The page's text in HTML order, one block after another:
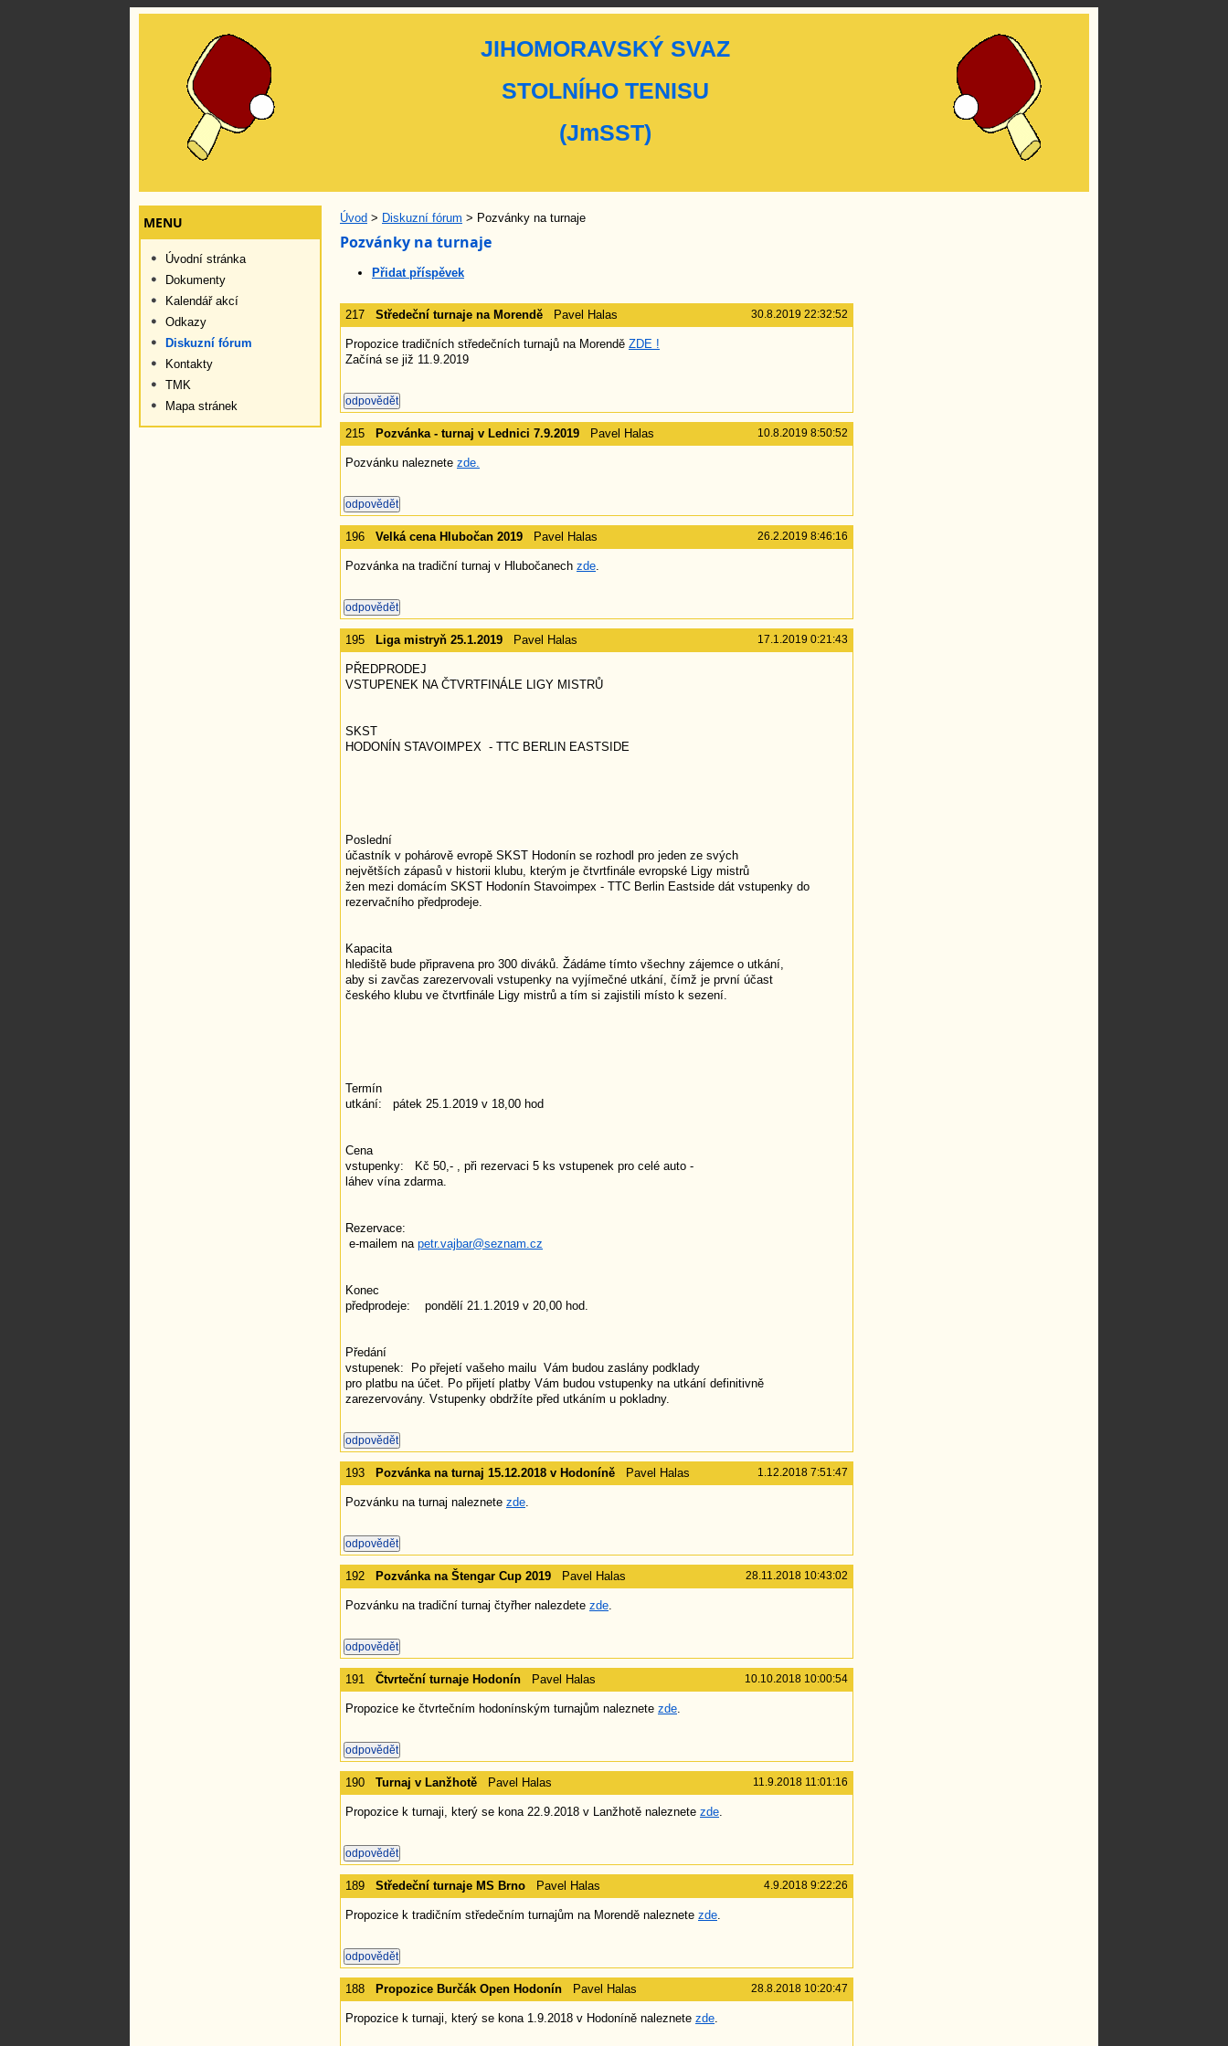
Úvod > Diskuzní fórum > Pozvánky na turnaje
Pozvánky na turnaje
Přidat příspěvek
30.8.2019 22:32:52
217 Středeční turnaje na Morendě Pavel Halas
Propozice tradičních středečních turnajů na Morendě ZDE !
Začíná se již 11.9.2019
10.8.2019 8:50:52
215 Pozvánka - turnaj v Lednici 7.9.2019 Pavel Halas
Pozvánku naleznete zde.
26.2.2019 8:46:16
196 Velká cena Hlubočan 2019 Pavel Halas
Pozvánka na tradiční turnaj v Hlubočanech zde.
17.1.2019 0:21:43
195 Liga mistryň 25.1.2019 Pavel Halas
PŘEDPRODEJ
VSTUPENEK NA ČTVRTFINÁLE LIGY MISTRŮ
SKST
HODONÍN STAVOIMPEX - TTC BERLIN EASTSIDE
Poslední
účastník v pohárově evropě SKST Hodonín se rozhodl pro jeden ze svých
největších zápasů v historii klubu, kterým je čtvrtfinále evropské Ligy mistrů
žen mezi domácím SKST Hodonín Stavoimpex - TTC Berlin Eastside dát vstupenky do
rezervačního předprodeje.
Kapacita
hlediště bude připravena pro 300 diváků. Žádáme tímto všechny zájemce o utkání,
aby si zavčas zarezervovali vstupenky na vyjímečné utkání, čímž je první účast
českého klubu ve čtvrtfinále Ligy mistrů a tím si zajistili místo k sezení.
Termín
utkání: pátek 25.1.2019 v 18,00 hod
Cena
vstupenky: Kč 50,- , při rezervaci 5 ks vstupenek pro celé auto -
láhev vína zdarma.
Rezervace:
e-mailem na petr.vajbar@seznam.cz
Konec
předprodeje: pondělí 21.1.2019 v 20,00 hod.
Předání
vstupenek: Po přejetí vašeho mailu Vám budou zaslány podklady
pro platbu na účet. Po přijetí platby Vám budou vstupenky na utkání definitivně
zarezervovány. Vstupenky obdržíte před utkáním u pokladny.
1.12.2018 7:51:47
193 Pozvánka na turnaj 15.12.2018 v Hodoníně Pavel Halas
Pozvánku na turnaj naleznete zde.
28.11.2018 10:43:02
192 Pozvánka na Štengar Cup 2019 Pavel Halas
Pozvánku na tradiční turnaj čtyřher nalezdete zde.
10.10.2018 10:00:54
191 Čtvrteční turnaje Hodonín Pavel Halas
Propozice ke čtvrtečním hodonínským turnajům naleznete zde.
11.9.2018 11:01:16
190 Turnaj v Lanžhotě Pavel Halas
Propozice k turnaji, který se kona 22.9.2018 v Lanžhotě naleznete zde.
4.9.2018 9:22:26
189 Středeční turnaje MS Brno Pavel Halas
Propozice k tradičním středečním turnajům na Morendě naleznete zde.
28.8.2018 10:20:47
188 Propozice Burčák Open Hodonín Pavel Halas
Propozice k turnaji, který se kona 1.9.2018 v Hodoníně naleznete zde.
MENU
Úvodní stránka
Dokumenty
Kalendář akcí
Odkazy
Diskuzní fórum
Kontakty
TMK
Mapa stránek
JIHOMORAVSKÝ SVAZ
STOLNÍHO TENISU
(JmSST)